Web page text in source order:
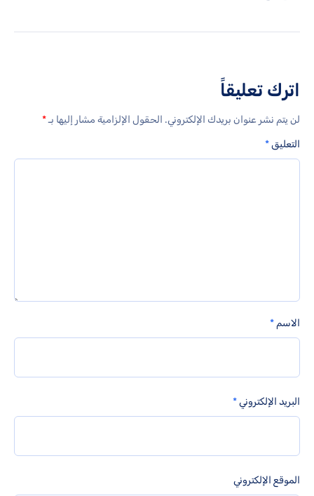
اترك تعليقاً
لن يتم نشر عنوان بريدك الإلكتروني. الحقول الإلزامية مشار إليها بـ*
التعليق*
الاسم *
البريد الإلكتروني*
الموقع الإلكتروني